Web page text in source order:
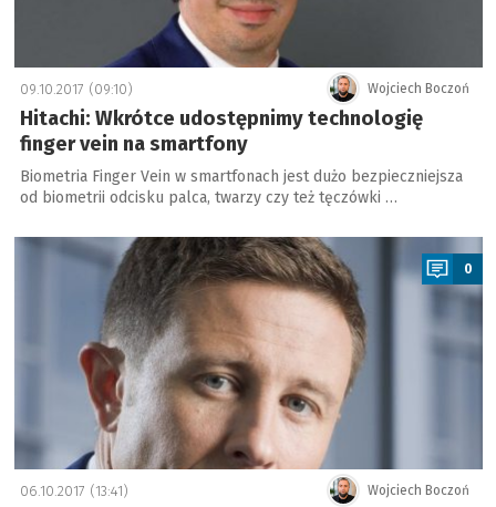
Wojciech Boczoń
09.10.2017 (09:10)
Hitachi: Wkrótce udostępnimy technologię
finger vein na smartfony
Biometria Finger Vein w smartfonach jest dużo bezpieczniejsza
od biometrii odcisku palca, twarzy czy też tęczówki …
a
0
Wojciech Boczoń
06.10.2017 (13:41)